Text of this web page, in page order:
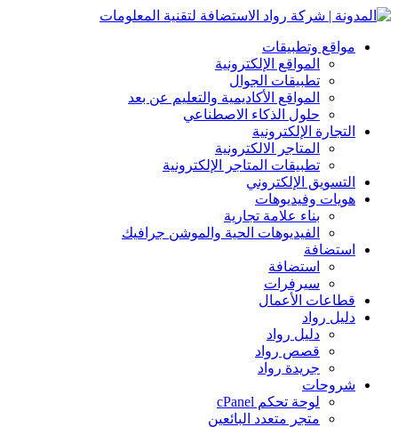
مواقع وتطبيقات
المواقع الإلكترونية
تطبيقات الجوال
المواقع الأكاديمية والتعليم عن بعد
حلول الذكاء الاصطناعي
التجارة الإلكترونية
المتاجر الالكترونية
تطبيقات المتاجر الإلكترونية
التسويق الإلكتروني
هويات وفيديوهات
بناء علامة تجارية
الفيديوهات الحية والموشن جرافيك
استضافة
استضافة
سيرفرات
قطاعات الأعمال
دليل رواد
دليل رواد
قصص رواد
جريدة رواد
شروحات
لوحة تحكم cPanel
متجر متعدد البائعين